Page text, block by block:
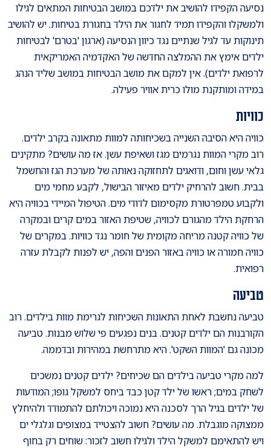
נסיעה הקפידו להושיב את ילדכם במושב הבטיחות המתאים לגילו
ולמשקלו והקפידו תמיד לחגור את הילד בחגורת בטיחות. יש להושיב
תינוקות עד לגיל שנתיים נגד כיוון הנסיעה (ארגון 'בטרם' לבטיחות
ילדים אימץ את ההמלצה החדשה של האקדמיה האמריקאית
לרפואת ילדים). אין למקם את מושב הבטיחות במושב שליד הנהג
במידה ומותקנת מולו כרית אוויר פעילה.
כוויות
כוויה היא הסיבה השנייה בשכיחותה למוות מתאונה בקרב ילדים.
רוב מקרי המוות נגרמים מגז ושאיפת עשן. אז מה עושים? מתקינים
גלאי עשן וחום, ודואגים לתחזוקה נאותה של מערכת הגז והחשמל
בבית. חשוב להרחיק ילדים מאיזור הבישול, לקבע מחמי מים
ולקבוע טמפרטורת מקסימום לדודי מים. הטיפול המיידי בכוויה היא
הרחקת הילד מהגורם לכוויה, שטיפת האזור במים קרים ובמקרה
של כוויה קטנה מריחה מקומית של חומר נגד כוויות. במקרים של
כוויה חמורה או כוויה באזור הפנים והפה, יש לפנות לקבלת עזרה
רפואית.
טביעה
טביעה נחשבת לאחת התאונות השכיחות לגרימת מוות בילדים. רוב
הקורבנות הם ילדים קטנים. בנים נפגעים פי שלוש מבנות. טביעה
מכונה גם 'המוות השקט'. היא מתרחשת במהירות ובדממה.
למה מקרי טביעה בילדים הם שכיחים? ילדים קטנים נמשכים
לשחק במים; ראשו של ילד קטן כבד ביחס למשקל גופו; המודעות
של ילדים בגיל הרך לסכנה היא נמוכה ויכולתם להתמודד ולהיחלץ
ממצוקה מוגבלת. מה עושים? חשוב להצטייד במצופים וגלגלי ים
ויש להתאימם למשקל הילד ולגילו חשוב לזכור: שוחים רק בחוף